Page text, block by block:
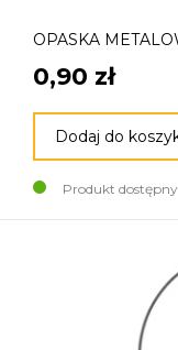
OPASKA
0,90 zł
Dodaj do
Produkt dostępny